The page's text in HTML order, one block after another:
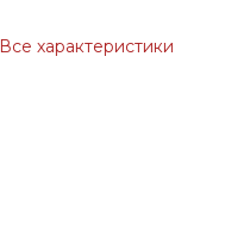
Все характеристики